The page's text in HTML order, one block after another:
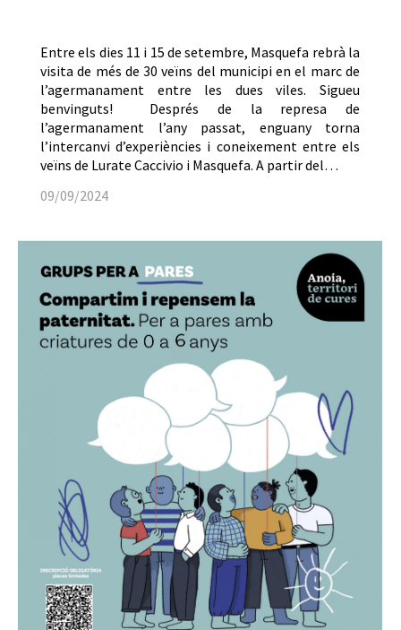
Entre els dies 11 i 15 de setembre, Masquefa rebrà la
visita de més de 30 veïns del municipi en el marc de
l’agermanament entre les dues viles. Sigueu
benvinguts! Després de la represa de
l’agermanament l’any passat, enguany torna
l’intercanvi d’experiències i coneixement entre els
veïns de Lurate Caccivio i Masquefa. A partir del…
09/09/2024